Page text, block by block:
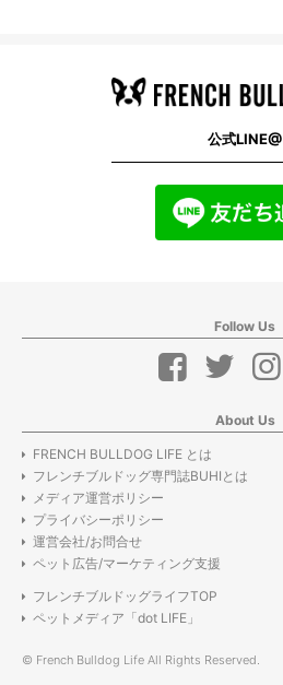
公式LINE@
Follow Us
About Us
FRENCH BULLDOG LIFE とは
フレンチブルドッグ専門誌BUHIとは
メディア運営ポリシー
プライバシーポリシー
運営会社/お問合せ
ペット広告/マーケティング支援
フレンチブルドッグライフTOP
ペットメディア「dot LIFE」
© French Bulldog Life All Rights Reserved.